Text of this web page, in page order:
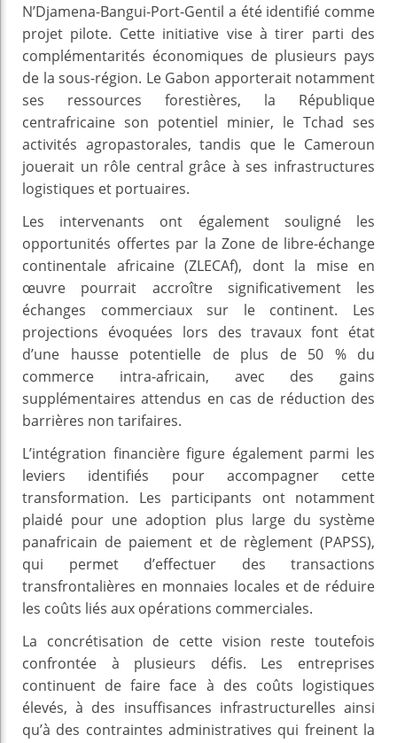
N’Djamena-Bangui-Port-Gentil a été identifié comme
projet pilote. Cette initiative vise à tirer parti des
complémentarités économiques de plusieurs pays
de la sous-région. Le Gabon apporterait notamment
ses ressources forestières, la République
centrafricaine son potentiel minier, le Tchad ses
activités agropastorales, tandis que le Cameroun
jouerait un rôle central grâce à ses infrastructures
logistiques et portuaires.
Les intervenants ont également souligné les
opportunités offertes par la Zone de libre-échange
continentale africaine (ZLECAf), dont la mise en
œuvre pourrait accroître significativement les
échanges commerciaux sur le continent. Les
projections évoquées lors des travaux font état
d’une hausse potentielle de plus de 50 % du
commerce intra-africain, avec des gains
supplémentaires attendus en cas de réduction des
barrières non tarifaires.
L’intégration financière figure également parmi les
leviers identifiés pour accompagner cette
transformation. Les participants ont notamment
plaidé pour une adoption plus large du système
panafricain de paiement et de règlement (PAPSS),
qui permet d’effectuer des transactions
transfrontalières en monnaies locales et de réduire
les coûts liés aux opérations commerciales.
La concrétisation de cette vision reste toutefois
confrontée à plusieurs défis. Les entreprises
continuent de faire face à des coûts logistiques
élevés, à des insuffisances infrastructurelles ainsi
qu’à des contraintes administratives qui freinent la